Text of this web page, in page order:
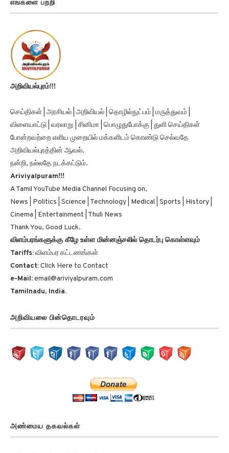
எங்களை பற்றி
அறிவியல்புரம்!!!
செய்திகள் | அரசியல் | அறிவியல் | தொழில்நுட்பம் | மருத்துவம் |
விளையாட்டு | வரலாறு | சினிமா | பொழுதுபோக்கு | துளி செய்திகள்
போன்றவற்றை எளிய முறையில் மக்களிடம் கொண்டு செல்வதே
அறிவியல்புரத்தின் ஆவல்.
நன்றி, நல்லதே நடக்கட்டும்.
Ariviyalpuram!!!
A Tamil YouTube Media Channel Focusing on,
News | Politics | Science | Technology | Medical | Sports | History |
Cinema | Entertainment | Thuli News
Thank You, Good Luck.
விளம்பரங்களுக்கு கீழே உள்ள மின்னஞ்சலில் தொடர்பு கொள்ளவும்
Tariffs:விளம்பர கட்டணங்கள்
Contact:Click Here to Contact
e-Mail:email@ariviyalpuram.com
Tamilnadu, India.
அறிவியலை பின்தொடரவும்
அண்மைய தகவல்கள்